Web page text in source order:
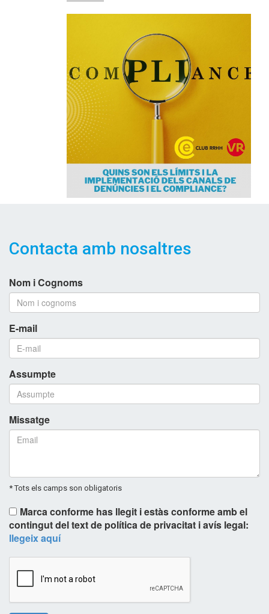
Contacta amb nosaltres
Nom i Cognoms
E-mail
Assumpte
Missatge
* Tots els camps son obligatoris
Marca conforme has llegit i estàs conforme amb el
contingut del text de política de privacitat i avís legal:
llegeix aquí